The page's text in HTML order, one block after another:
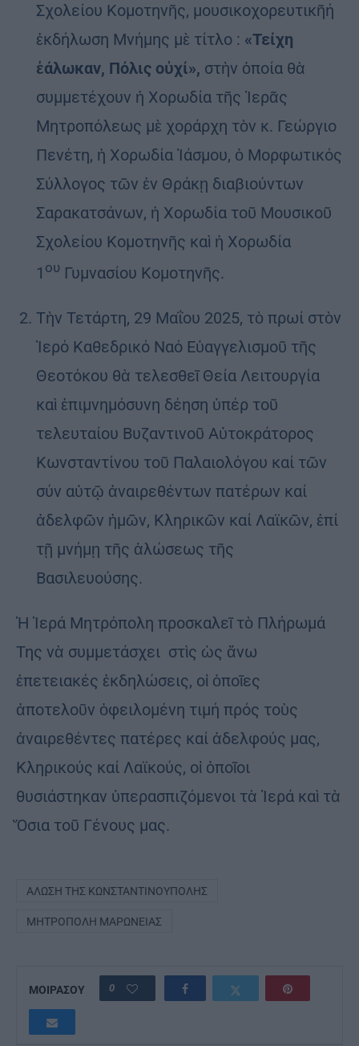
Σχολείου Κομοτηνῆς, μουσικοχορευτικῆή
ἐκδήλωση Μνήμης μὲ τίτλο : «Τείχη
ἑάλωκαν, Πόλις οὐχί», στὴν ὁποία θὰ
συμμετέχουν ἡ Χορωδία τῆς Ἱερᾶς
Μητροπόλεως μὲ χοράρχη τὸν κ. Γεώργιο
Πενέτη, ἡ Χορωδία Ἰάσμου, ὁ Μορφωτικός
Σύλλογος τῶν ἐν Θράκῃ διαβιούντων
Σαρακατσάνων, ἡ Χορωδία τοῦ Μουσικοῦ
Σχολείου Κομοτηνῆς καὶ ἡ Χορωδία
1 ου Γυμνασίου Κομοτηνῆς.
Τὴν Τετάρτη, 29 Μαΐου 2025, τὸ πρωί στὸν
Ἱερό Καθεδρικό Ναό Εὐαγγελισμοῦ τῆς
Θεοτόκου θὰ τελεσθεῖ Θεία Λειτουργία
καὶ ἐπιμνημόσυνη δέηση ὑπέρ τοῦ
τελευταίου Βυζαντινοῦ Αὐτοκράτορος
Κωνσταντίνου τοῦ Παλαιολόγου καί τῶν
σύν αὐτῷ ἀναιρεθέντων πατέρων καί
ἀδελφῶν ἡμῶν, Κληρικῶν καί Λαϊκῶν, ἐπί
τῇ μνήμῃ τῆς ἁλώσεως τῆς
Βασιλευούσης.
Ἡ Ἱερά Μητρόπολη προσκαλεῖ τὸ Πλήρωμά
Της νὰ συμμετάσχει στὶς ὡς ἄνω
ἐπετειακές ἐκδηλώσεις, οἱ ὁποῖες
ἀποτελοῦν ὀφειλομένη τιμή πρός τοὺς
ἀναιρεθέντες πατέρες καί ἀδελφούς μας,
Κληρικούς καί Λαϊκούς, οἱ ὁποῖοι
θυσιάστηκαν ὑπερασπιζόμενοι τὰ Ἱερά καὶ τὰ
Ὅσια τοῦ Γένους μας.
ΆΛΩΣΗ ΤΗΣ ΚΩΝΣΤΑΝΤΙΝΟΎΠΟΛΗΣ
ΜΗΤΡΌΠΟΛΗ ΜΑΡΩΝΕΊΑΣ
ΜΟΙΡΑΣΟΥ 0